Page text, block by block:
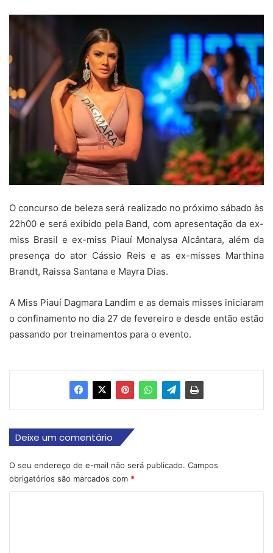
O concurso de beleza será realizado no próximo sábado às
22h00 e será exibido pela Band, com apresentação da ex-
miss Brasil e ex-miss Piauí Monalysa Alcântara, além da
presença do ator Cássio Reis e as ex-misses Marthina
Brandt, Raissa Santana e Mayra Dias.
A Miss Piauí Dagmara Landim e as demais misses iniciaram
o confinamento no dia 27 de fevereiro e desde então estão
passando por treinamentos para o evento.
Deixe um comentário
O seu endereço de e-mail não será publicado. Campos
obrigatórios são marcados com *